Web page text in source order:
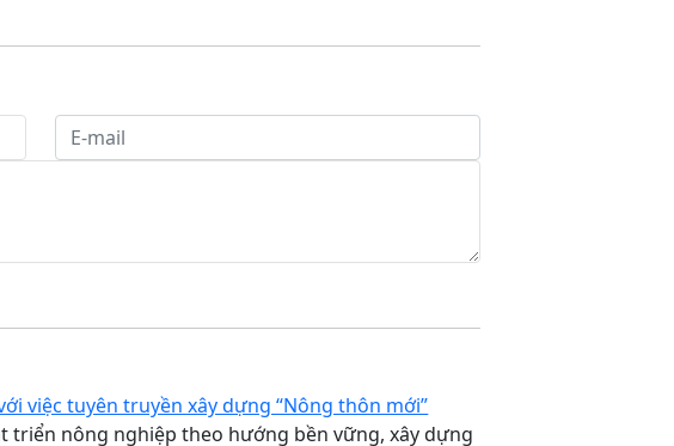
việc tuyên truyền xây dựng “Nông thôn mới”
triển nông nghiệp theo hướng bền vững, xây dựng